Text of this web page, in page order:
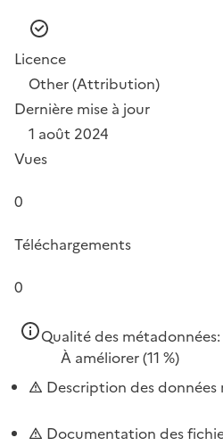
Licence
Other (Attribution)
Dernière mise à jour
1 août 2024
Vues
0
Téléchargements
0
Qualité des métadonnées:
À améliorer(11 %)
Description des données
Documentation des